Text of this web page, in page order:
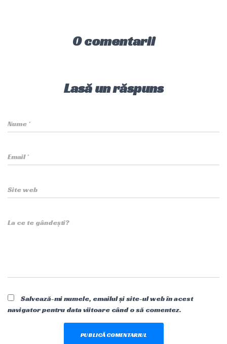
0 comentarii
Lasă un răspuns
Nume *
Email*
Site web
La ce te gândești?
Salvează-mi numele, emailul și site-ul web în acest
navigator pentru data viitoare când o să comentez.